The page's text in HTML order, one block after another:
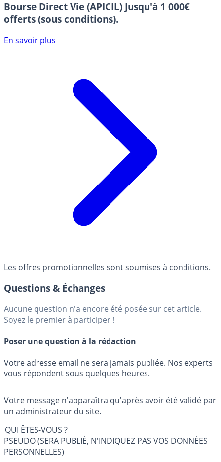
Bourse Direct Vie (APICIL) Jusqu'à 1 000€
offerts (sous conditions).
En savoir plus
Les offres promotionnelles sont soumises à conditions.
Questions & Échanges
Aucune question n'a encore été posée sur cet article.
Soyez le premier à participer !
Poser une question à la rédaction
Votre adresse email ne sera jamais publiée. Nos experts
vous répondent sous quelques heures.
Votre message n'apparaîtra qu'après avoir été validé par
un administrateur du site.
QUI ÊTES-VOUS ?
PSEUDO (SERA PUBLIÉ, N'INDIQUEZ PAS VOS DONNÉES
PERSONNELLES)